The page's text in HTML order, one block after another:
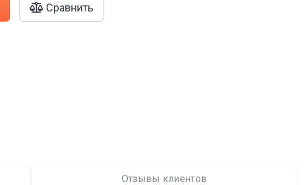
Сравнить
Отзывы клиентов